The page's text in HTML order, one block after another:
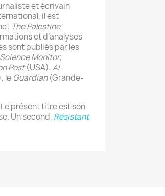
et écrivain
il est
The Palestine
et d’analyses
sont publiés par les
Monitor,
Post(USA),Al
le Guardian(Grande-
présent titre est son
Un second, Résistant